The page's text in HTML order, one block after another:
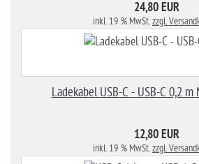
24,80 EUR
inkl. 19 % MwSt.zzgl.
Ladekabel USB-C - USB-C 0,2 m
12,80 EUR
inkl. 19 % MwSt.zzgl.